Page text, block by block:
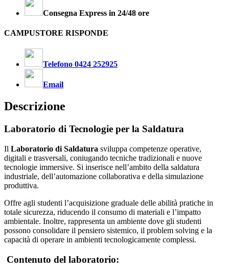
Consegna Express in 24/48 ore
CAMPUSTORE RISPONDE
Telefono 0424 252925
Email
Descrizione
Laboratorio di Tecnologie per la Saldatura
Il Laboratorio di Saldatura sviluppa competenze operative,
digitali e trasversali, coniugando tecniche tradizionali e nuove
tecnologie immersive. Si inserisce nell’ambito della saldatura
industriale, dell’automazione collaborativa e della simulazione
produttiva.
Offre agli studenti l’acquisizione graduale delle abilità pratiche in
totale sicurezza, riducendo il consumo di materiali e l’impatto
ambientale. Inoltre, rappresenta un ambiente dove gli studenti
possono consolidare il pensiero sistemico, il problem solving e la
capacità di operare in ambienti tecnologicamente complessi.
Contenuto del laboratorio: